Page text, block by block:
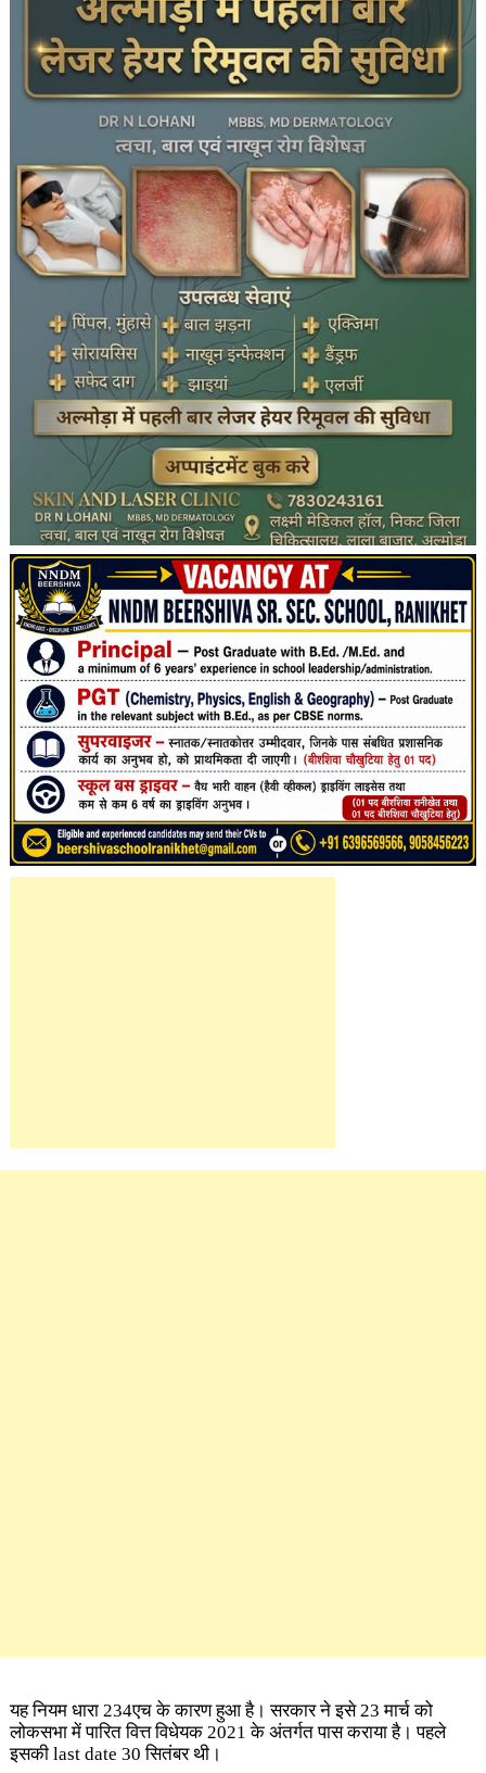
यह नियम धारा 234एच के कारण हुआ है। सरकार ने इसे 23 मार्च को
लोकसभा में पारित वित्त विधेयक 2021 के अंतर्गत पास कराया है। पहले
इसकी last date 30 सितंबर थी।